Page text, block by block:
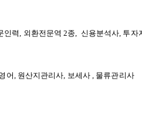
인력, 외환전문역 2종, 신용분석사, 투자
어, 원산지관리사, 보세사, 물류관리사